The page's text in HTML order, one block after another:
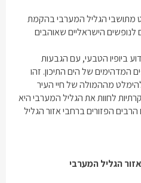
מתושבי הגליל המערבי בהקמת
לנופשים הישראליים שאוהבים
ביופיו הטבעי, עם הגבעות
המדהימים של הים התיכון. זהו
להימלט מההמולה של חיי העיר
לחוות את הגליל המערבי היא
הפזורים ברחבי אזור הגליל
הגליל המערבי